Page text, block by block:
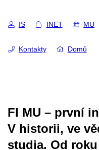
IS INET MU
Kontakty Domů
FI MU – první
V historii, ve
studia. Od